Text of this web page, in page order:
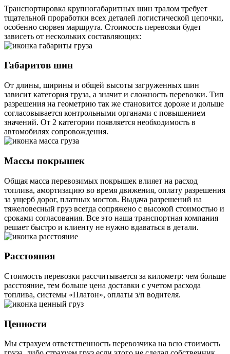
Транспортировка крупногабаритных шин тралом требует
тщательной проработки всех деталей логистической цепочки,
особенно сюрвея маршрута. Стоимость перевозки будет
зависеть от нескольких составляющих:
Габаритов шин
От длины, ширины и общей высоты загруженных шин
зависит категория груза, а значит и сложность перевозки. Тип
разрешения на геометрию так же становится дороже и дольше
согласовывается контрольными органами с повышением
значений. От 2 категории появляется необходимость в
автомобилях сопровождения.
Массы покрышек
Общая масса перевозимых покрышек влияет на расход
топлива, амортизацию во время движения, оплату разрешения
за ущерб дорог, платных мостов. Выдача разрешений на
тяжеловесный груз всегда сопряжено с высокой стоимостью и
сроками согласования. Все это наша транспортная компания
решает быстро и клиенту не нужно вдаваться в детали.
Расстояния
Стоимость перевозки рассчитывается за километр: чем больше
расстояние, тем больше цена доставки с учетом расхода
топлива, системы «Платон», оплаты з/п водителя.
Ценности
Мы страхуем ответственность перевозчика на всю стоимость